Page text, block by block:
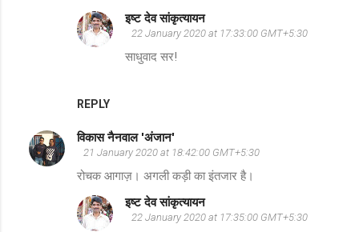
REPLY
इष्ट देव सांकृत्यायन
22 January 2020 at 17:33:00 GMT+5:30
साधुवाद सर!
विकास नैनवाल 'अंजान'
21 January 2020 at 18:42:00 GMT+5:30
रोचक आगाज़। अगली कड़ी का इंतजार है।
इष्ट देव सांकृत्यायन
22 January 2020 at 17:35:00 GMT+5:30